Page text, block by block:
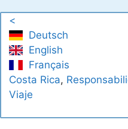
contenido
<
Deutsch
English
Français
Costa Rica,
Viaje